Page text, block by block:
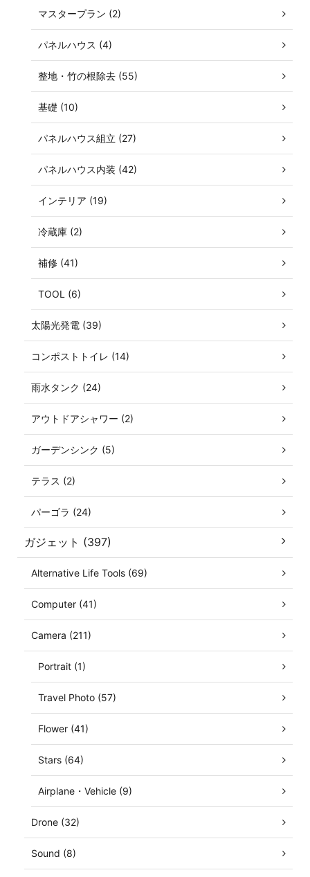
マスタープラン (2)
パネルハウス (4)
整地・竹の根除去 (55)
基礎 (10)
パネルハウス組立 (27)
パネルハウス内装 (42)
インテリア (19)
冷蔵庫 (2)
補修 (41)
TOOL (6)
太陽光発電 (39)
コンポストトイレ (14)
雨水タンク (24)
アウトドアシャワー (2)
ガーデンシンク (5)
テラス (2)
パーゴラ (24)
ガジェット (397)
Alternative Life Tools (69)
Computer (41)
Camera (211)
Portrait (1)
Travel Photo (57)
Flower (41)
Stars (64)
Airplane・Vehicle (9)
Drone (32)
Sound (8)